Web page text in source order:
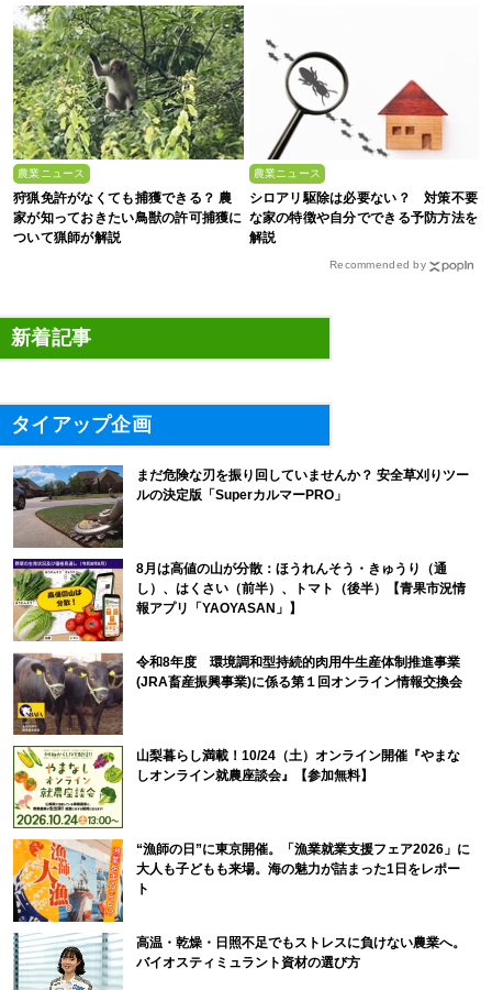
農業ニュース
狩猟免許がなくても捕獲できる？ 農
家が知っておきたい鳥獣の許可捕獲に
ついて猟師が解説
農業ニュース
シロアリ駆除は必要ない？ 対策不要
な家の特徴や自分でできる予防方法を
解説
Recommended by
新着記事
タイアップ企画
まだ危険な刃を振り回していませんか？ 安全草刈りツー
ルの決定版「SuperカルマーPRO」
8月は高値の山が分散：ほうれんそう・きゅうり（通
し）、はくさい（前半）、トマト（後半）【青果市況情
報アプリ「YAOYASAN」】
令和8年度 環境調和型持続的肉用牛生産体制推進事業
(JRA畜産振興事業)に係る第１回オンライン情報交換会
山梨暮らし満載！10/24（土）オンライン開催『やまな
しオンライン就農座談会』【参加無料】
“漁師の日”に東京開催。「漁業就業支援フェア2026」に
大人も子どもも来場。海の魅力が詰まった1日をレポー
ト
高温・乾燥・日照不足でもストレスに負けない農業へ。
バイオスティミュラント資材の選び方